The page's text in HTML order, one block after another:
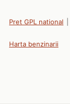
Pret GPL national
Harta benzinarii